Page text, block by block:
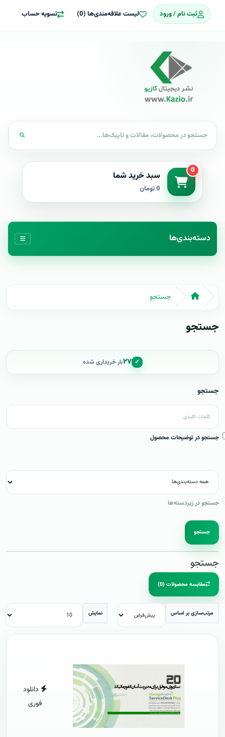
ثبت نام / ورود لیست علاقه‌مندی‌ها (0) تسویه حساب
0 سبد خرید شما
0 تومان
دسته‌بندی‌ها
جستجو
جستجو
✓ ۲۷بار خریداری شده
جستجو
جستجو در توضیحات محصول
جستجو در زیردسته‌ها
جستجو
جستجو
مقایسه محصولات (0)
مرتب‌سازی بر اساس نمایش
دانلود
فوری